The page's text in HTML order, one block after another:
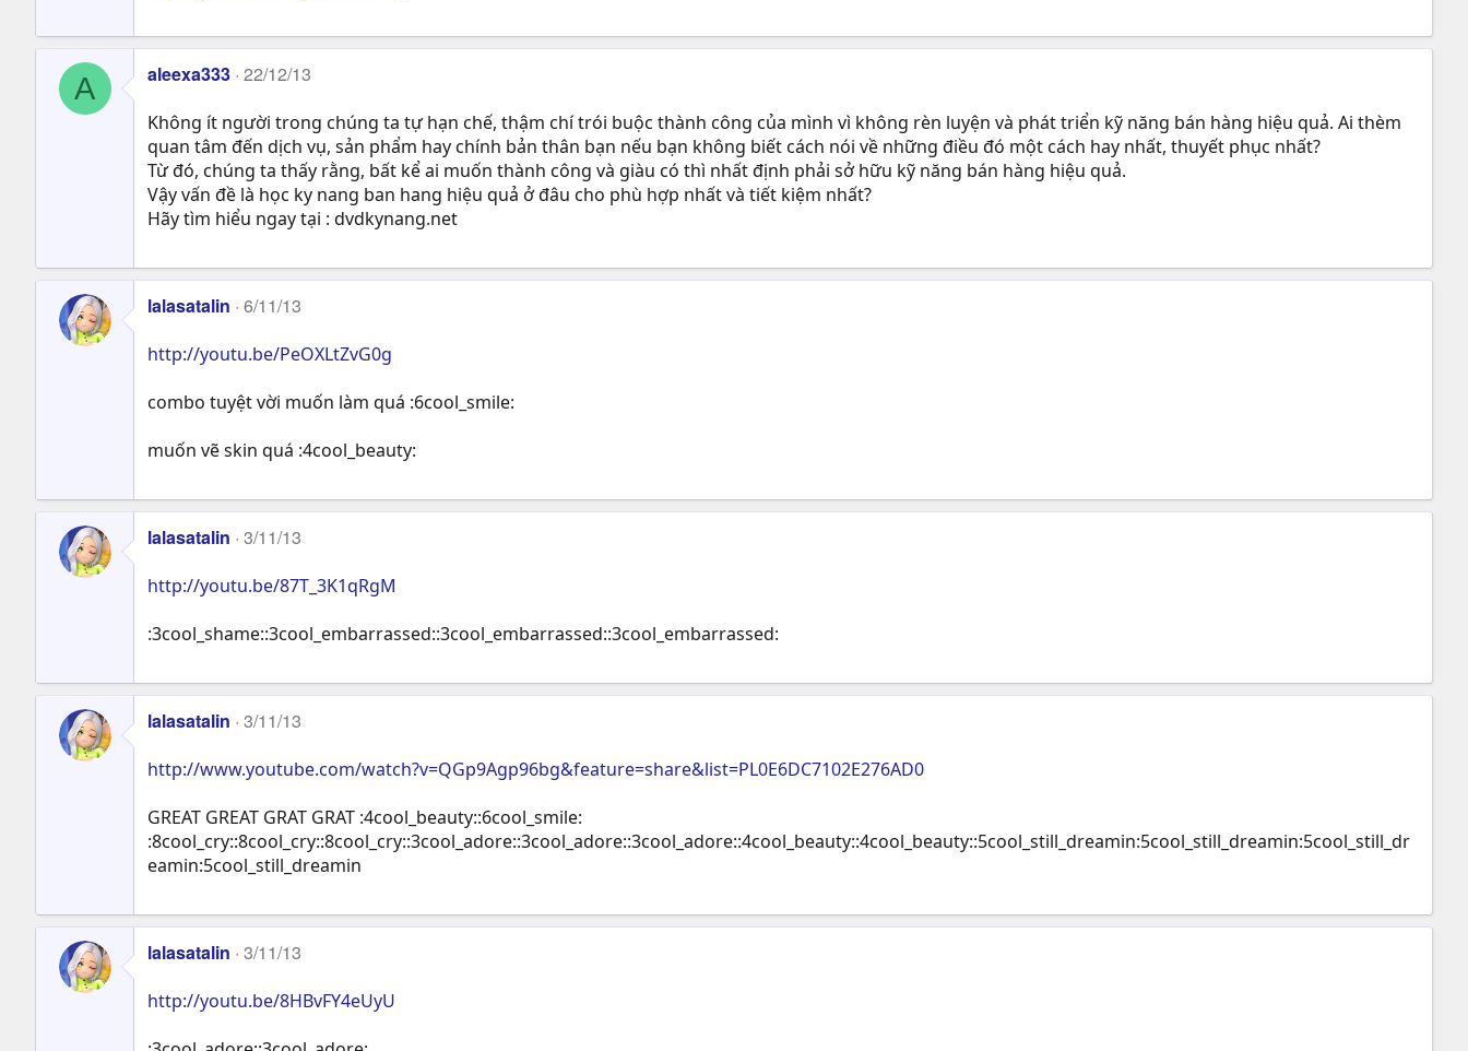
A aleexa333 22/12/13
Không ít người trong chúng ta tự hạn chế, thậm chí trói buộc thành công của mình vì không rèn luyện và phát triển kỹ năng bán hàng hiệu quả. Ai thèm
quan tâm đến dịch vụ, sản phẩm hay chính bản thân bạn nếu bạn không biết cách nói về những điều đó một cách hay nhất, thuyết phục nhất?
Từ đó, chúng ta thấy rằng, bất kể ai muốn thành công và giàu có thì nhất định phải sở hữu kỹ năng bán hàng hiệu quả.
Vậy vấn đề là học ky nang ban hang hiệu quả ở đâu cho phù hợp nhất và tiết kiệm nhất?
Hãy tìm hiểu ngay tại : dvdkynang.net
lalasatalin 6/11/13
http://youtu.be/PeOXLtZvG0g
combo tuyệt vời muốn làm quá :6cool_smile:
muốn vẽ skin quá :4cool_beauty:
lalasatalin 3/11/13
http://youtu.be/87T_3K1qRgM
:3cool_shame::3cool_embarrassed::3cool_embarrassed::3cool_embarrassed:
lalasatalin 3/11/13
http://www.youtube.com/watch?v=QGp9Agp96bg&feature=share&list=PL0E6DC7102E276AD0
GREAT GREAT GRAT GRAT :4cool_beauty::6cool_smile:
:8cool_cry::8cool_cry::8cool_cry::3cool_adore::3cool_adore::3cool_adore::4cool_beauty::4cool_beauty::5cool_still_dreamin:5cool_still_dreamin:5cool_still_dr
eamin:5cool_still_dreamin
lalasatalin 3/11/13
http://youtu.be/8HBvFY4eUyU